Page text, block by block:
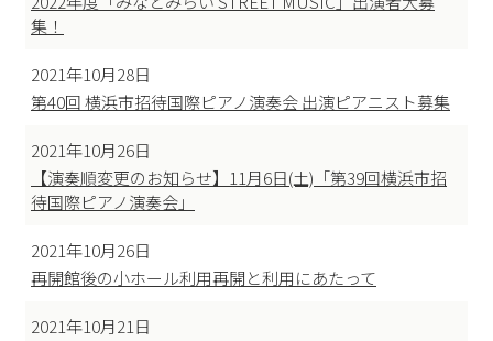
集！
2021年10月28日
第40回 横浜市招待国際ピアノ演奏会 出演ピアニスト募集
2021年10月26日
【演奏順変更のお知らせ】11月6日(土)「第39回横浜市招
待国際ピアノ演奏会」
2021年10月26日
再開館後の小ホール利用再開と利用にあたって
2021年10月21日